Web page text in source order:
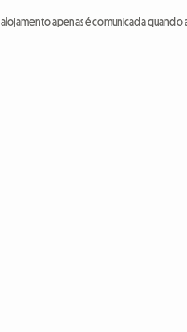
apenas é comunicada quando